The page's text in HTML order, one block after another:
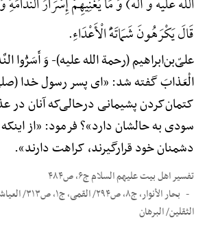
قَالَ یَکْرَهُونَ شَمَاتَهًَْ الْأَعْدَاءِ.
علیّ‌بن‌ابراهیم (رحمة الله علیه)-وَ أَسَرُّوا
الْعَذابَ گفته شد: «ای پسر رسول خدا (صلی
کتمان‌کردن پشیمانی درحالی‌که آنان در
سودی به حالشان دارد»؟ فرمود: «از
دشمنان خود قرارگیرند، کراهت دارند».
تفسیر اهل بیت علیهم السلام ج۶، ص۴۸۴
الثقلین/ البرهان